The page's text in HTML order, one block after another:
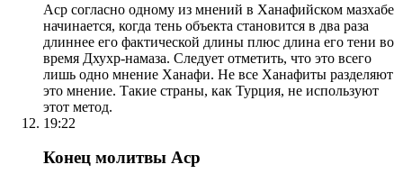
Аср согласно одному из мнений в Ханафийском мазхабе
начинается, когда тень объекта становится в два раза
длиннее его фактической длины плюс длина его тени во
время Дхухр-намаза. Следует отметить, что это всего
лишь одно мнение Ханафи. Не все Ханафиты разделяют
это мнение. Такие страны, как Турция, не используют
этот метод.
19:22
Конец молитвы Аср